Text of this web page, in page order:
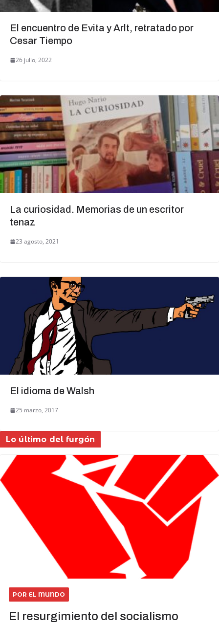
El encuentro de Evita y Arlt, retratado por
Cesar Tiempo
26 julio, 2022
La curiosidad. Memorias de un escritor
tenaz
23 agosto, 2021
El idioma de Walsh
25 marzo, 2017
Lo último del furgón
POR EL MUNDO
El resurgimiento del socialismo